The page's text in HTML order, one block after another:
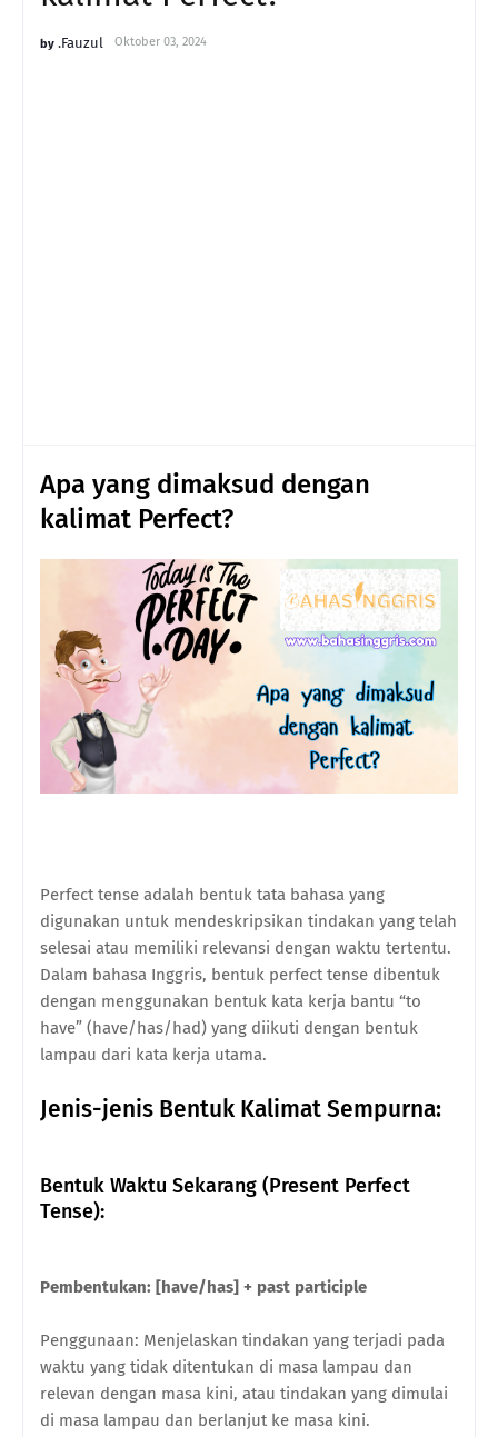
.Fauzul Oktober 03, 2024
Apa yang dimaksud dengan
kalimat Perfect?
Perfect tense adalah bentuk tata bahasa yang
digunakan untuk mendeskripsikan tindakan yang telah
selesai atau memiliki relevansi dengan waktu tertentu.
Dalam bahasa Inggris, bentuk perfect tense dibentuk
dengan menggunakan bentuk kata kerja bantu “to
have” (have/has/had) yang diikuti dengan bentuk
lampau dari kata kerja utama.
Jenis-jenis Bentuk Kalimat Sempurna:
Bentuk Waktu Sekarang (Present Perfect
Tense):
Pembentukan: [have/has] + past participle
Penggunaan: Menjelaskan tindakan yang terjadi pada
waktu yang tidak ditentukan di masa lampau dan
relevan dengan masa kini, atau tindakan yang dimulai
di masa lampau dan berlanjut ke masa kini.